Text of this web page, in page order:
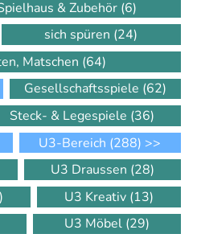
& Zubehör (6)
sich spüren (24)
Matschen (64)
Gesellschaftsspiele (62)
Steck- & Legespiele (36)
U3-Bereich (288) >>
U3 Draussen (28)
U3 Kreativ (13)
U3 Möbel (29)